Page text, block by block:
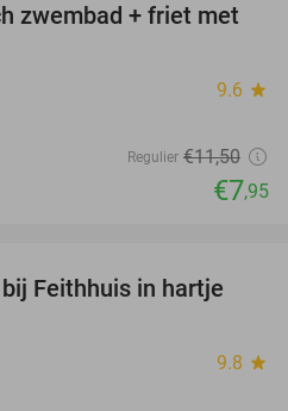
31%
zwembad + friet met
9.6 star
Regulier €11,50
€7,95
38%
Feithhuis in hartje
9.8 star